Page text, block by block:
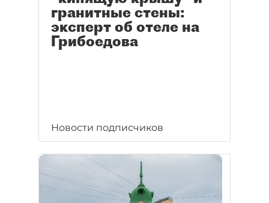
гранитные стены:
эксперт об отеле на
Грибоедова
Новости подписчиков